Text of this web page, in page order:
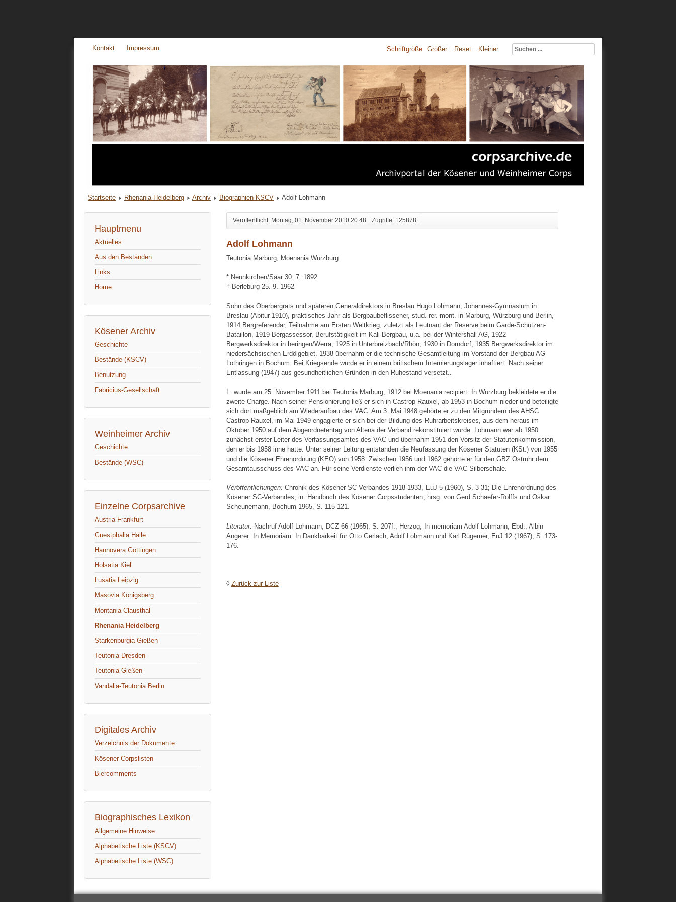
Kontakt Impressum Schriftgröße Größer Reset Kleiner
Startseite Rhenania Heidelberg Archiv Biographien KSCV Adolf Lohmann
Hauptmenu
Aktuelles
Aus den Beständen
Links
Home
Kösener Archiv
Geschichte
Bestände (KSCV)
Benutzung
Fabricius-Gesellschaft
Weinheimer Archiv
Geschichte
Bestände (WSC)
Einzelne Corpsarchive
Austria Frankfurt
Guestphalia Halle
Hannovera Göttingen
Holsatia Kiel
Lusatia Leipzig
Masovia Königsberg
Montania Clausthal
Rhenania Heidelberg
Starkenburgia Gießen
Teutonia Dresden
Teutonia Gießen
Vandalia-Teutonia Berlin
Digitales Archiv
Verzeichnis der Dokumente
Kösener Corpslisten
Biercomments
Biographisches Lexikon
Allgemeine Hinweise
Alphabetische Liste (KSCV)
Alphabetische Liste (WSC)
Veröffentlicht: Montag, 01. November 2010 20:48 Zugriffe: 125878
Adolf Lohmann
Teutonia Marburg, Moenania Würzburg
* Neunkirchen/Saar 30. 7. 1892
† Berleburg 25. 9. 1962
Sohn des Oberbergrats und späteren Generaldirektors in Breslau Hugo Lohmann, Johannes-Gymnasium in
Breslau (Abitur 1910), praktisches Jahr als Bergbaubeflissener, stud. rer. mont. in Marburg, Würzburg und Berlin,
1914 Bergreferendar, Teilnahme am Ersten Weltkrieg, zuletzt als Leutnant der Reserve beim Garde-Schützen-
Bataillon, 1919 Bergassessor, Berufstätigkeit im Kali-Bergbau, u.a. bei der Wintershall AG, 1922
Bergwerksdirektor in heringen/Werra, 1925 in Unterbreizbach/Rhön, 1930 in Dorndorf, 1935 Bergwerksdirektor im
niedersächsischen Erdölgebiet. 1938 übernahm er die technische Gesamtleitung im Vorstand der Bergbau AG
Lothringen in Bochum. Bei Kriegsende wurde er in einem britischem Internierungslager inhaftiert. Nach seiner
Entlassung (1947) aus gesundheitlichen Gründen in den Ruhestand versetzt..
L. wurde am 25. November 1911 bei Teutonia Marburg, 1912 bei Moenania recipiert. In Würzburg bekleidete er die
zweite Charge. Nach seiner Pensionierung ließ er sich in Castrop-Rauxel, ab 1953 in Bochum nieder und beteiligte
sich dort maßgeblich am Wiederaufbau des VAC. Am 3. Mai 1948 gehörte er zu den Mitgründern des AHSC
Castrop-Rauxel, im Mai 1949 engagierte er sich bei der Bildung des Ruhrarbeitskreises, aus dem heraus im
Oktober 1950 auf dem Abgeordnetentag von Altena der Verband rekonstituiert wurde. Lohmann war ab 1950
zunächst erster Leiter des Verfassungsamtes des VAC und übernahm 1951 den Vorsitz der Statutenkommission,
den er bis 1958 inne hatte. Unter seiner Leitung entstanden die Neufassung der Kösener Statuten (KSt.) von 1955
und die Kösener Ehrenordnung (KEO) von 1958. Zwischen 1956 und 1962 gehörte er für den GBZ Ostruhr dem
Gesamtausschuss des VAC an. Für seine Verdienste verlieh ihm der VAC die VAC-Silberschale.
Veröffentlichungen: Chronik des Kösener SC-Verbandes 1918-1933, EuJ 5 (1960), S. 3-31; Die Ehrenordnung des
Kösener SC-Verbandes, in: Handbuch des Kösener Corpsstudenten, hrsg. von Gerd Schaefer-Rolffs und Oskar
Scheunemann, Bochum 1965, S. 115-121.
Literatur: Nachruf Adolf Lohmann, DCZ 66 (1965), S. 207f.; Herzog, In memoriam Adolf Lohmann, Ebd.; Albin
Angerer: In Memoriam: In Dankbarkeit für Otto Gerlach, Adolf Lohmann und Karl Rügemer, EuJ 12 (1967), S. 173-
176.
◊ Zurück zur Liste